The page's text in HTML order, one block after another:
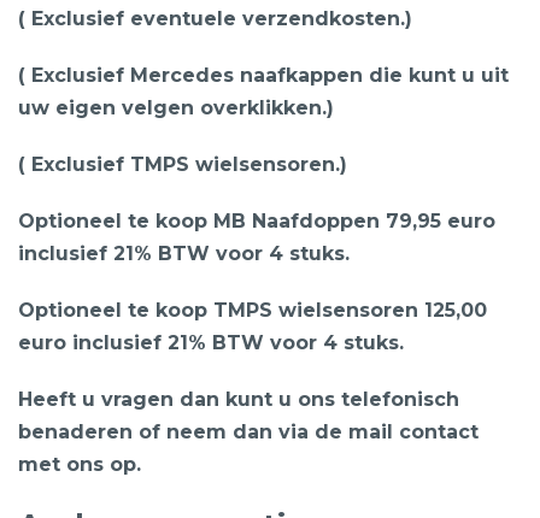
( Exclusief eventuele verzendkosten.)
( Exclusief Mercedes naafkappen die kunt u uit
uw eigen velgen overklikken.)
( Exclusief TMPS wielsensoren.)
Optioneel te koop MB Naafdoppen 79,95 euro
inclusief 21% BTW voor 4 stuks.
Optioneel te koop TMPS wielsensoren 125,00
euro inclusief 21% BTW voor 4 stuks.
Heeft u vragen dan kunt u ons telefonisch
benaderen of neem dan via de mail contact
met ons op.